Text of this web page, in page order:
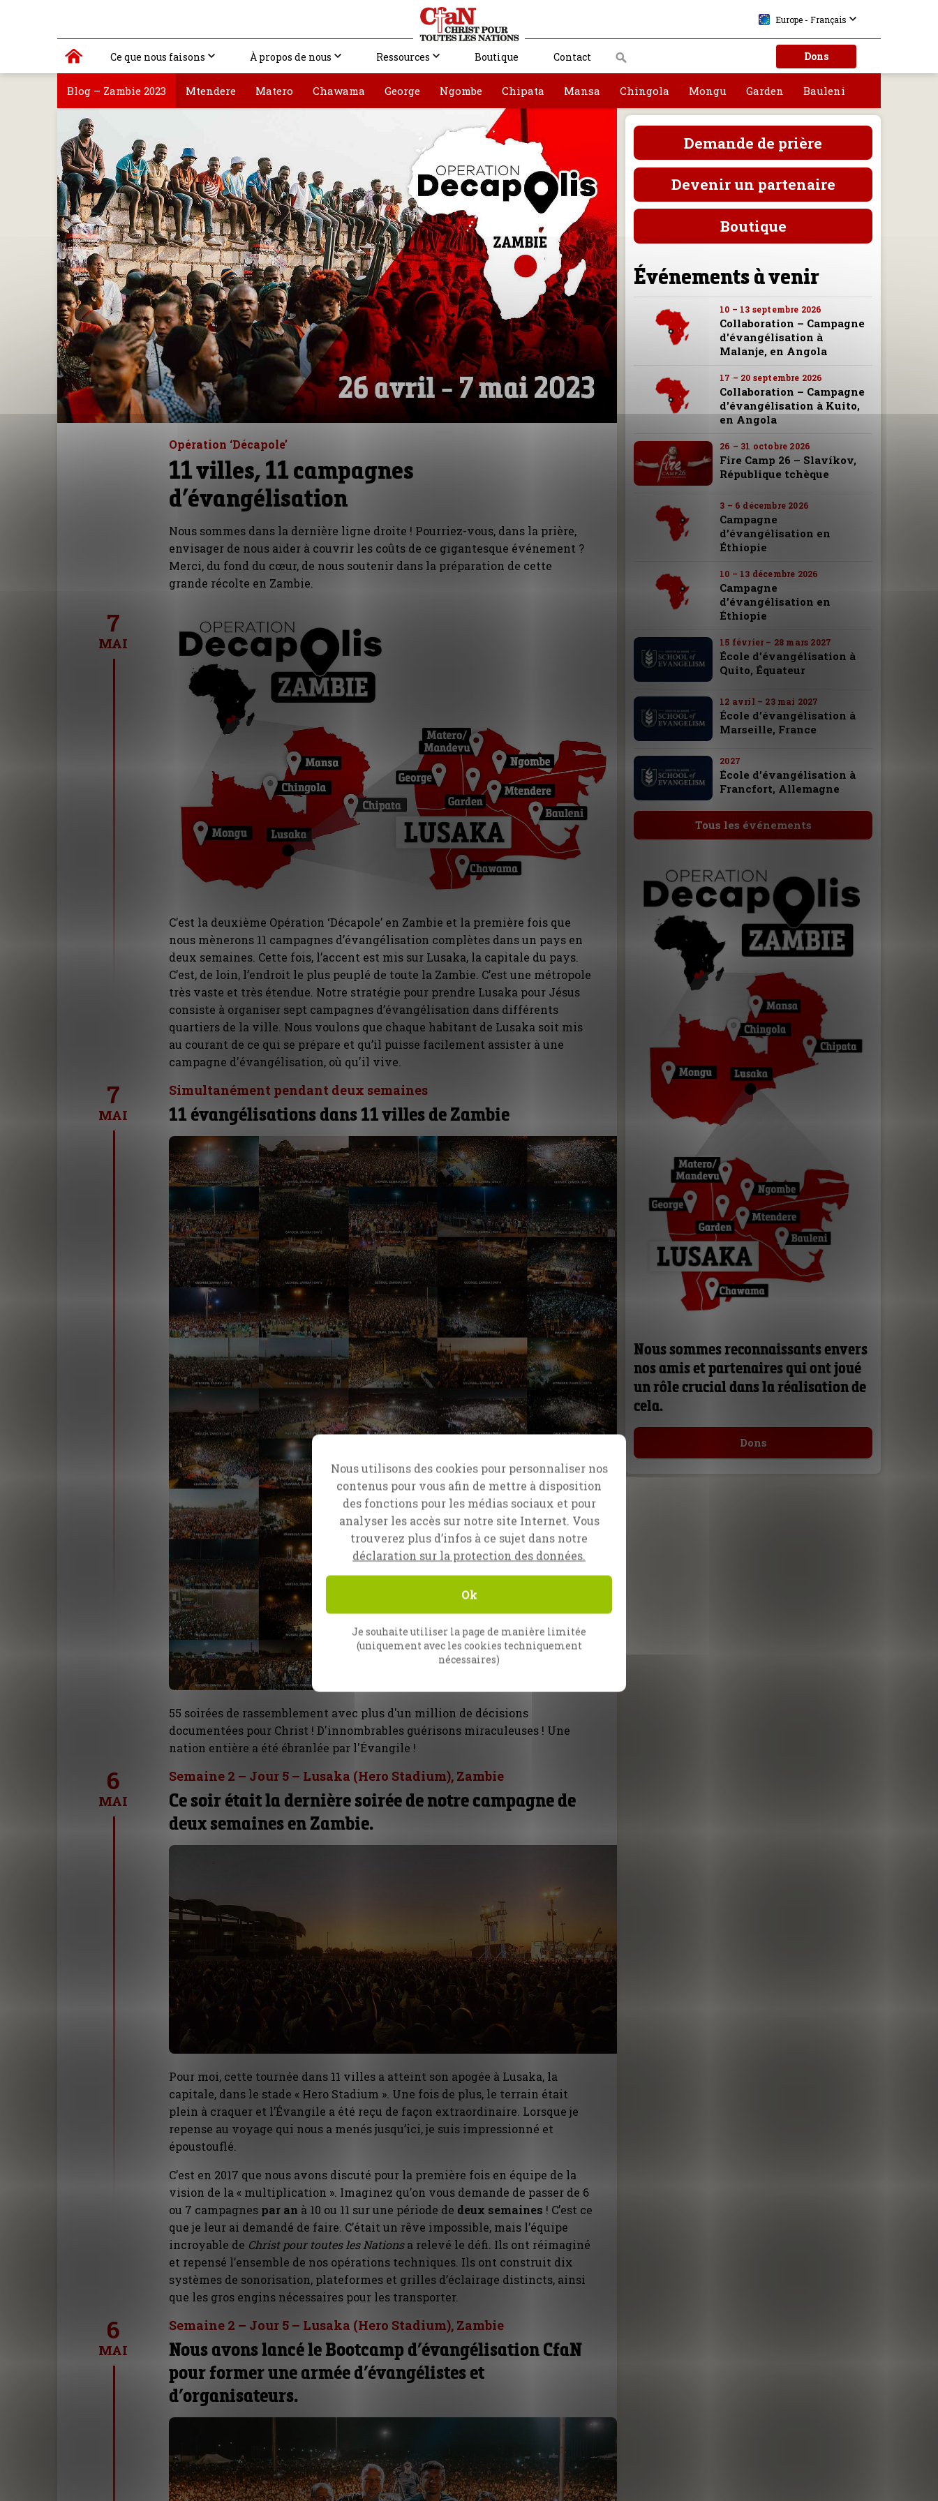
Ce que nous faisons À propos de nous Ressources Boutique Contact Dons
Europe - Français
Blog – Zambie 2023 Mtendere Matero Chawama George Ngombe Chipata Mansa Chingola Mongu Garden Bauleni
Opération ‘Décapole’
11 villes, 11 campagnes
d’évangélisation
Nous sommes dans la dernière ligne droite ! Pourriez-vous, dans la prière,
envisager de nous aider à couvrir les coûts de ce gigantesque événement ?
Merci, du fond du cœur, de nous soutenir dans la préparation de cette
grande récolte en Zambie.
7
MAI
C’est la deuxième Opération ‘Décapole’ en Zambie et la première fois que
nous mènerons 11 campagnes d’évangélisation complètes dans un pays en
deux semaines. Cette fois, l’accent est mis sur Lusaka, la capitale du pays.
C’est, de loin, l’endroit le plus peuplé de toute la Zambie. C’est une métropole
très vaste et très étendue. Notre stratégie pour prendre Lusaka pour Jésus
consiste à organiser sept campagnes d’évangélisation dans différents
quartiers de la ville. Nous voulons que chaque habitant de Lusaka soit mis
au courant de ce qui se prépare et qu’il puisse facilement assister à une
campagne d'évangélisation, où qu'il vive.
7
MAI
Simultanément pendant deux semaines
11 évangélisations dans 11 villes de Zambie
55 soirées de rassemblement avec plus d'un million de décisions
documentées pour Christ ! D'innombrables guérisons miraculeuses ! Une
nation entière a été ébranlée par l'Évangile !
6
MAI
Semaine 2 – Jour 5 – Lusaka (Hero Stadium), Zambie
Ce soir était la dernière soirée de notre campagne de
deux semaines en Zambie.
Pour moi, cette tournée dans 11 villes a atteint son apogée à Lusaka, la
capitale, dans le stade « Hero Stadium ». Une fois de plus, le terrain était
plein à craquer et l’Évangile a été reçu de façon extraordinaire. Lorsque je
repense au voyage qui nous a menés jusqu’ici, je suis impressionné et
époustouflé.
C’est en 2017 que nous avons discuté pour la première fois en équipe de la
vision de la « multiplication ». Imaginez qu’on vous demande de passer de 6
ou 7 campagnes par an à 10 ou 11 sur une période de deux semaines ! C’est ce
que je leur ai demandé de faire. C’était un rêve impossible, mais l’équipe
incroyable de Christ pour toutes les Nationsa relevé le défi. Ils ont réimaginé
et repensé l’ensemble de nos opérations techniques. Ils ont construit dix
systèmes de sonorisation, plateformes et grilles d’éclairage distincts, ainsi
que les gros engins nécessaires pour les transporter.
6
MAI
Semaine 2 – Jour 5 – Lusaka (Hero Stadium), Zambie
Nous avons lancé le Bootcamp d’évangélisation CfaN
pour former une armée d’évangélistes et
d’organisateurs.
Demande de prière
Devenir un partenaire
Boutique
Événements à venir
10 – 13 septembre 2026
Collaboration – Campagne
d'évangélisation à
Malanje, en Angola
17 – 20 septembre 2026
Collaboration – Campagne
d'évangélisation à Kuito,
en Angola
26 – 31 octobre 2026
Fire Camp 26 – Slavíkov,
République tchèque
3 – 6 décembre 2026
Campagne
d’évangélisation en
Éthiopie
10 – 13 décembre 2026
Campagne
d’évangélisation en
Éthiopie
15 février – 28 mars 2027
École d’évangélisation à
Quito, Équateur
12 avril – 23 mai 2027
École d’évangélisation à
Marseille, France
2027
École d’évangélisation à
Francfort, Allemagne
Tous les événements
Nous sommes reconnaissants envers
nos amis et partenaires qui ont joué
un rôle crucial dans la réalisation de
cela.
Dons
Nous utilisons des cookies pour personnaliser nos
contenus pour vous afin de mettre à disposition
des fonctions pour les médias sociaux et pour
analyser les accès sur notre site Internet. Vous
trouverez plus d’infos à ce sujet dans notre
déclaration sur la protection des données.
Ok
Je souhaite utiliser la page de manière limitée
(uniquement avec les cookies techniquement
nécessaires)